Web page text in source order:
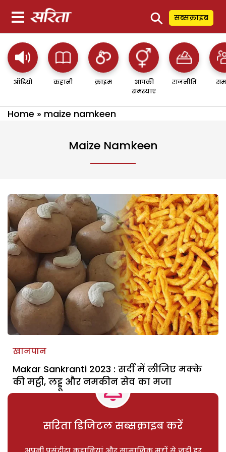
⚲ सब्सक्राइब
ऑडियो कहानी क्राइम
आपकी
समस्याएं
राजनीति
Home » maize namkeen
Maize Namkeen
खानपान
Makar Sankranti 2023 : सर्दी में लीजिए मक्के
की मट्ठी, लड्डू और नमकीन सेव का मजा
सरिता डिजिटल सब्सक्राइब करें